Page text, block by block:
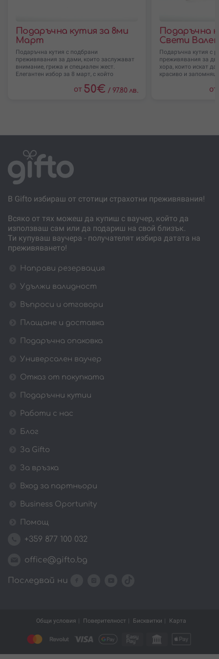
страната.
Някои предложения могат да имат сезонни, часови
или организационни условия според конкретния
партньор.
Ако избраното преживяване е на по-ниска стойност,
остатъкът може да се използва като код за
отстъпка при следваща резервация или покупка.
Подаръчна кутия за 8ми
Март
Подаръчна кутия с подбрани
преживявания за дами, които заслужават
внимание, грижа и специален жест.
Елегантен избор за 8 март, с който
от 50€ / 97.80 лв.
Подаръчна
Свети
Подаръчна кутия с
преживявания за
хора, които искат
красиво и
от
В Gifto избираш от стотици страхотни преживявания!
Всяко от тях можеш да купиш с ваучер, който да
използваш сам или да подариш на свой близък.
Ти купуваш ваучера - получателят избира датата на
преживяването!
Направи резервация
Удължи валидност
Въпроси и отговори
Плащане и доставка
Подаръчна опаковка
Универсален ваучер
Отказ от покупката
Подаръчни кутии
Работи с нас
Блог
За Gifto
За връзка
Вход за партньори
Business Oportunity
Помощ
+359 877 100 032
office@gifto.bg
Последвай ни
Общи условия Поверителност Бисквитки Карта